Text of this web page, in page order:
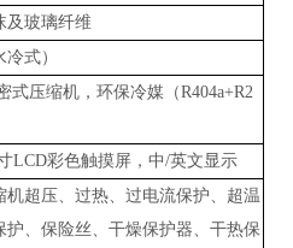
及玻璃纤维
式）
式压缩机，环保冷媒（R404a+R2
LCD彩色触摸屏，中/英文显示
机超压、过热、过电流保护、超温
护、保险丝、干燥保护器、干热保